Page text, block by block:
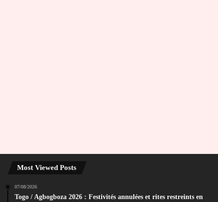
Most Viewed Posts
07/08/2026
Togo / Agbogboza 2026 : Festivités annulées et rites restreints en